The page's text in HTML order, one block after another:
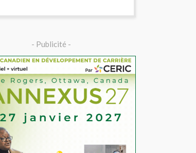
- Publicité -